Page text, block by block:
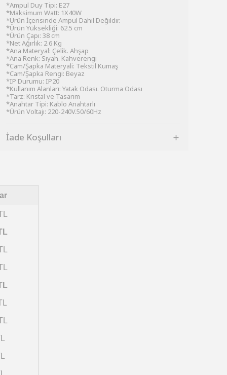
*Ampul Duy Tipi: E27
*Maksimum Watt: 1X40W
*Ürün İçerisinde Ampul Dahil Değildir.
*Ürün Yüksekliği: 62.5 cm
*Ürün Çapı: 38 cm
*Net Ağırlık: 2.6 Kg
*Ana Materyal: Çelik. Ahşap
*Ana Renk: Siyah. Kahverengi
*Cam/Şapka Materyali: Tekstil Kumaş
*Cam/Şapka Rengi: Beyaz
*IP Durumu: IP20
*Kullanım Alanları: Yatak Odası. Oturma Odası
*Tarz: Kristal ve Tasarım
*Anahtar Tipi: Kablo Anahtarlı
*Ürün Voltajı: 220-240V.50/60Hz
İade Koşulları